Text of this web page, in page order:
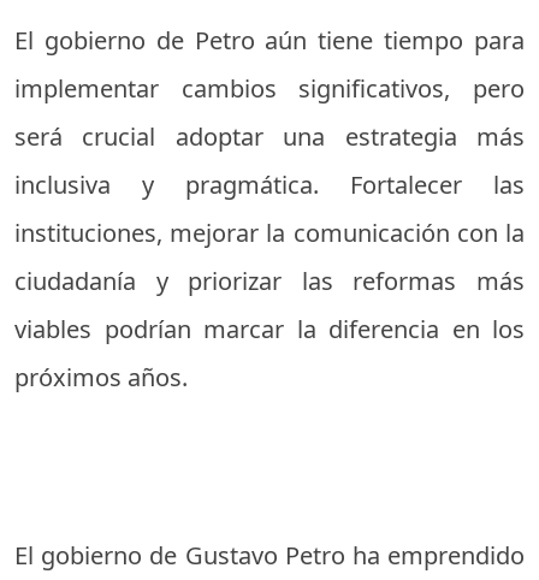
El gobierno de Petro aún tiene tiempo para
implementar cambios significativos, pero
será crucial adoptar una estrategia más
inclusiva y pragmática. Fortalecer las
instituciones, mejorar la comunicación con la
ciudadanía y priorizar las reformas más
viables podrían marcar la diferencia en los
próximos años.
El gobierno de Gustavo Petro ha emprendido